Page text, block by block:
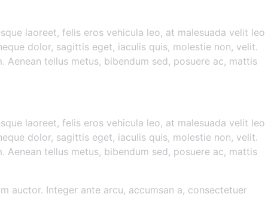
laoreet, felis eros vehicula leo, at malesuada velit leo
dolor, sagittis eget, iaculis quis, molestie non, velit.
Aenean tellus metus, bibendum sed, posuere ac, mattis
laoreet, felis eros vehicula leo, at malesuada velit leo
dolor, sagittis eget, iaculis quis, molestie non, velit.
Aenean tellus metus, bibendum sed, posuere ac, mattis
auctor. Integer ante arcu, accumsan a, consectetuer